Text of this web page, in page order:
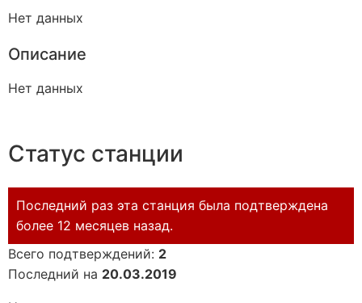
Нет данных
Описание
Нет данных
Статус станции
Последний раз эта станция была подтверждена
более 12 месяцев назад.
Всего подтверждений: 2
Последний на 20.03.2019